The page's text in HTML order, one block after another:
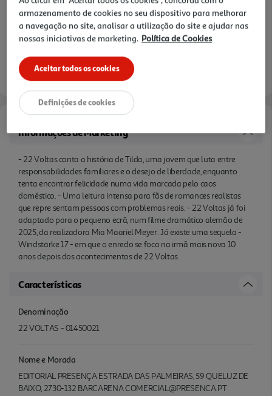
acontecimentos de 22 Voltas.
Informações de Marketing
- 22 Voltas conta a história de Tilda, uma jovem que luta entre
responsabilidades familiares e o desejo de liberdade, enquanto
tenta encontrar felicidade numa vida marcada pelo caos
doméstico. - Uma leitura intensa para fãs de romances realistas
que repre sentam pessoas com problemas reais. - 22 Voltas já foi
adaptado para o pequeno ecrã, num filme dramático alemão de
2025, da realizadora Mia Maariel Meyer. Já existe uma sequela -
Windstärke 17 - em que o enredo se foca na irmã mais nova 10
anos depois dos acontecimentos de 22 Voltas.
Características
Denominação
22 VOLTAS - 01450021
Nome e Morada
EDITORIAL PRESENÇA ESTRADA DAS PALMEIRAS, 59 QUELUZ DE
BAIXO, 2730-132 BARCARENA COMERCIAL@PRESENCA.PT
armazenamento de cookies no seu dispositivo para melhorar
a navegação no site, analisar a utilização do site e ajudar nas
nossas iniciativas de marketing. Política de Cookies
Aceitar todos os cookies
Definições de cookies